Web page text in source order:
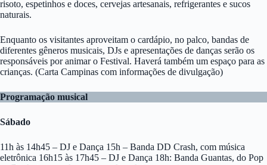
risoto, espetinhos e doces, cervejas artesanais, refrigerantes e sucos
naturais.
Enquanto os visitantes aproveitam o cardápio, no palco, bandas de
diferentes gêneros musicais, DJs e apresentações de danças serão os
responsáveis por animar o Festival. Haverá também um espaço para as
crianças. (Carta Campinas com informações de divulgação)
Programação musical
Sábado
11h às 14h45 – DJ e Dança 15h – Banda DD Crash, com música
eletrônica 16h15 às 17h45 – DJ e Dança 18h: Banda Guantas, do Pop